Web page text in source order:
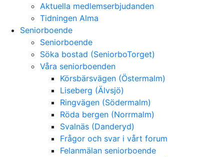
Aktuella medlemserbjudanden
Tidningen Alma
Seniorboende
Seniorboende
Söka bostad (SeniorboTorget)
Våra seniorboenden
Körsbärsvägen (Östermalm)
Liseberg (Älvsjö)
Ringvägen (Södermalm)
Röda bergen (Norrmalm)
Svalnäs (Danderyd)
Frågor och svar i vårt forum
Felanmälan seniorboende